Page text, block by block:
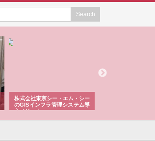
株式会社東京シー・エム・シー
のGISインフラ管理システム導
入メリット